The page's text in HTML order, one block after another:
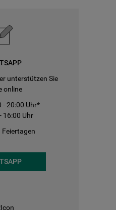
unterstützen Sie
online
- 20:00 Uhr*
16:00 Uhr